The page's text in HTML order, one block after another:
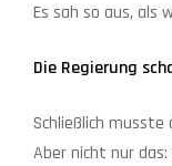
Es sah so aus, als
Die Regierung
Schließlich
Aber nicht nur